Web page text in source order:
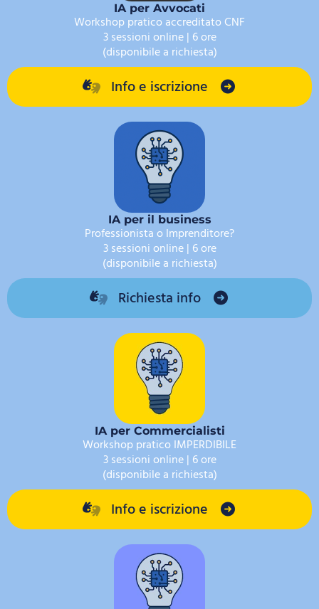
IA per Avvocati
Workshop pratico accreditato CNF
3 sessioni online | 6 ore
(disponibile a richiesta)
Info e iscrizione
IA per il business
Professionista o Imprenditore?
3 sessioni online | 6 ore
(disponibile a richiesta)
Richiesta info
IA per Commercialisti
Workshop pratico IMPERDIBILE
3 sessioni online | 6 ore
(disponibile a richiesta)
Info e iscrizione